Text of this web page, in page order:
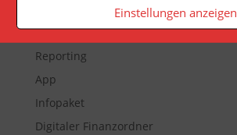
Einstellungen anzeigen
Veranstaltungen
Newsletter
Reporting
App
Infopaket
Digitaler Finanzordner